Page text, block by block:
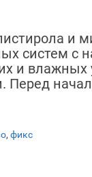
и
систем
и
Перед
, фикс